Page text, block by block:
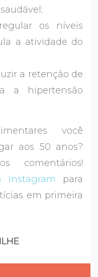
os níveis
a atividade do
a retenção de
a hipertensão
você
aos 50 anos?
comentários!
Instagram para
em primeira